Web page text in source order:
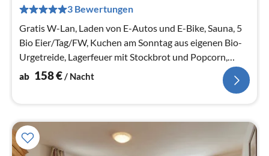
3 Bewertungen
Gratis W-Lan, Laden von E-Autos und E-Bike, Sauna, 5
Bio Eier/Tag/FW, Kuchen am Sonntag aus eigenen Bio-
Urgetreide, Lagerfeuer mit Stockbrot und Popcorn,
Grillabend, 2 Pi...
ab 158€/ Nacht